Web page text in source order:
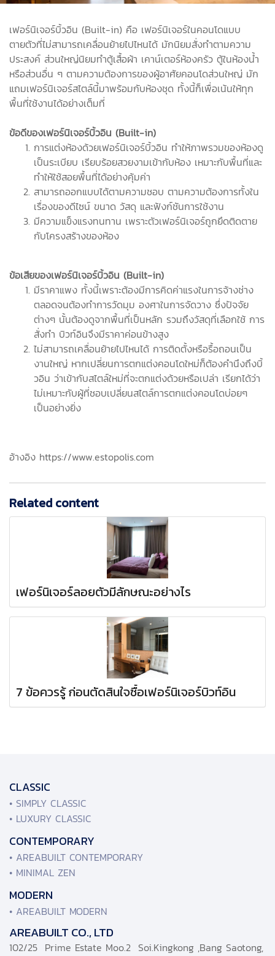
เฟอร์นิเจอร์บิ้วอิน (Built-in) คือ เฟอร์นิเจอร์ในคอนโดแบบ
ตายตัวที่ไม่สามารถเคลื่อนย้ายไปไหนได้ มักนิยมสั่งทำตามความ
ประสงค์ ส่วนใหญ่นิยมทำตู้เสื้อผ้า เคาน์เตอร์ห้องครัว ตู้ในห้องน้ำ
หรือส่วนอื่น ๆ ตามความต้องการของผู้อาศัยคอนโดส่วนใหญ่ มัก
แถมเฟอร์นิเจอร์สไตล์นี้มาพร้อมกับห้องชุด ทั้งนี้ก็เพื่อเน้นให้ทุก
พื้นที่ใช้งานได้อย่างเต็มที่
ข้อดีของเฟอร์นิเจอร์บิ้วอิน (Built-in)
การแต่งห้องด้วยเฟอร์นิเจอร์บิ้วอิน ทำให้ภาพรวมของห้องดู
เป็นระเบียบ เรียบร้อยสวยงามเข้ากับห้อง เหมาะกับพื้นที่และ
ทำให้ใช้สอยพื้นที่ได้อย่างคุ้มค่า
สามารถออกแบบได้ตามความชอบ ตามความต้องการทั้งใน
เรื่องของดีไซน์ ขนาด วัสดุ และฟังก์ชันการใช้งาน
มีความแข็งแรงทนทาน เพราะตัวเฟอร์นิเจอร์ถูกยึดติดตาย
กับโครงสร้างของห้อง
ข้อเสียของเฟอร์นิเจอร์บิ้วอิน (Built-in)
มีราคาแพง ทั้งนี้เพราะต้องมีการคิดค่าแรงในการจ้างช่าง
ตลอดจนต้องทำการวัดมุม องศาในการจัดวาง ซึ่งปัจจัย
ต่างๆ นั้นต้องดูจากพื้นที่เป็นหลัก รวมถึงวัสดุที่เลือกใช้ การ
สั่งทำ บิวท์อินจึงมีราคาค่อนข้างสูง
ไม่สามารถเคลื่อนย้ายไปไหนได้ การติดตั้งหรือรื้อถอนเป็น
งานใหญ่ หากเปลี่ยนการตกแต่งคอนโดใหม่ก็ต้องคำนึงถึงบิ้
วอิน ว่าเข้ากับสไตล์ใหม่ที่จะตกแต่งด้วยหรือเปล่า เรียกได้ว่า
ไม่เหมาะกับผู้ที่ชอบเปลี่ยนสไตล์การตกแต่งคอนโดบ่อยๆ
เป็นอย่างยิ่ง
อ้างอิง https://www.estopolis.com
Related content
เฟอร์นิเจอร์ลอยตัวมีลักษณะอย่างไร
7 ข้อควรรู้ ก่อนตัดสินใจซื้อเฟอร์นิเจอร์บิวท์อิน
CLASSIC
• SIMPLY CLASSIC
• LUXURY CLASSIC
CONTEMPORARY
• AREABUILT CONTEMPORARY
• MINIMAL ZEN
MODERN
• AREABUILT MODERN
AREABUILT CO., LTD
102/25 Prime Estate Moo.2 Soi.Kingkong ,Bang Saotong,